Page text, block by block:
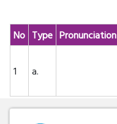
No Type Pronunciation
1 a.